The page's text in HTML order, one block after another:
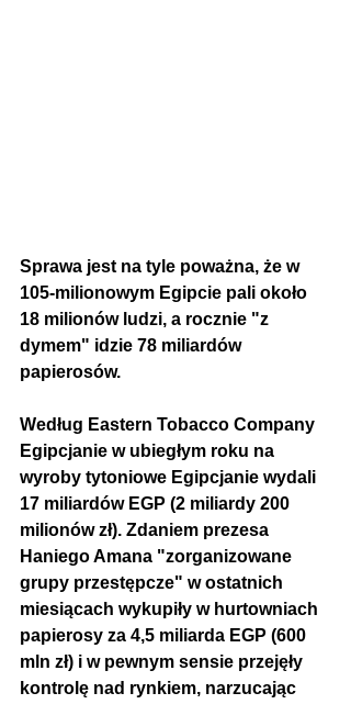
Sprawa jest na tyle poważna, że w
105-milionowym Egipcie pali około
18 milionów ludzi, a rocznie "z
dymem" idzie 78 miliardów
papierosów.
Według Eastern Tobacco Company
Egipcjanie w ubiegłym roku na
wyroby tytoniowe Egipcjanie wydali
17 miliardów EGP (2 miliardy 200
milionów zł). Zdaniem prezesa
Haniego Amana "zorganizowane
grupy przestępcze" w ostatnich
miesiącach wykupiły w hurtowniach
papierosy za 4,5 miliarda EGP (600
mln zł) i w pewnym sensie przejęły
kontrolę nad rynkiem, narzucając